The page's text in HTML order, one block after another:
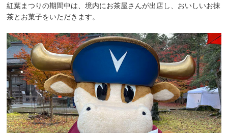
紅葉まつりの期間中は、境内にお茶屋さんが出店し、おいしいお抹
茶とお菓子をいただきます。